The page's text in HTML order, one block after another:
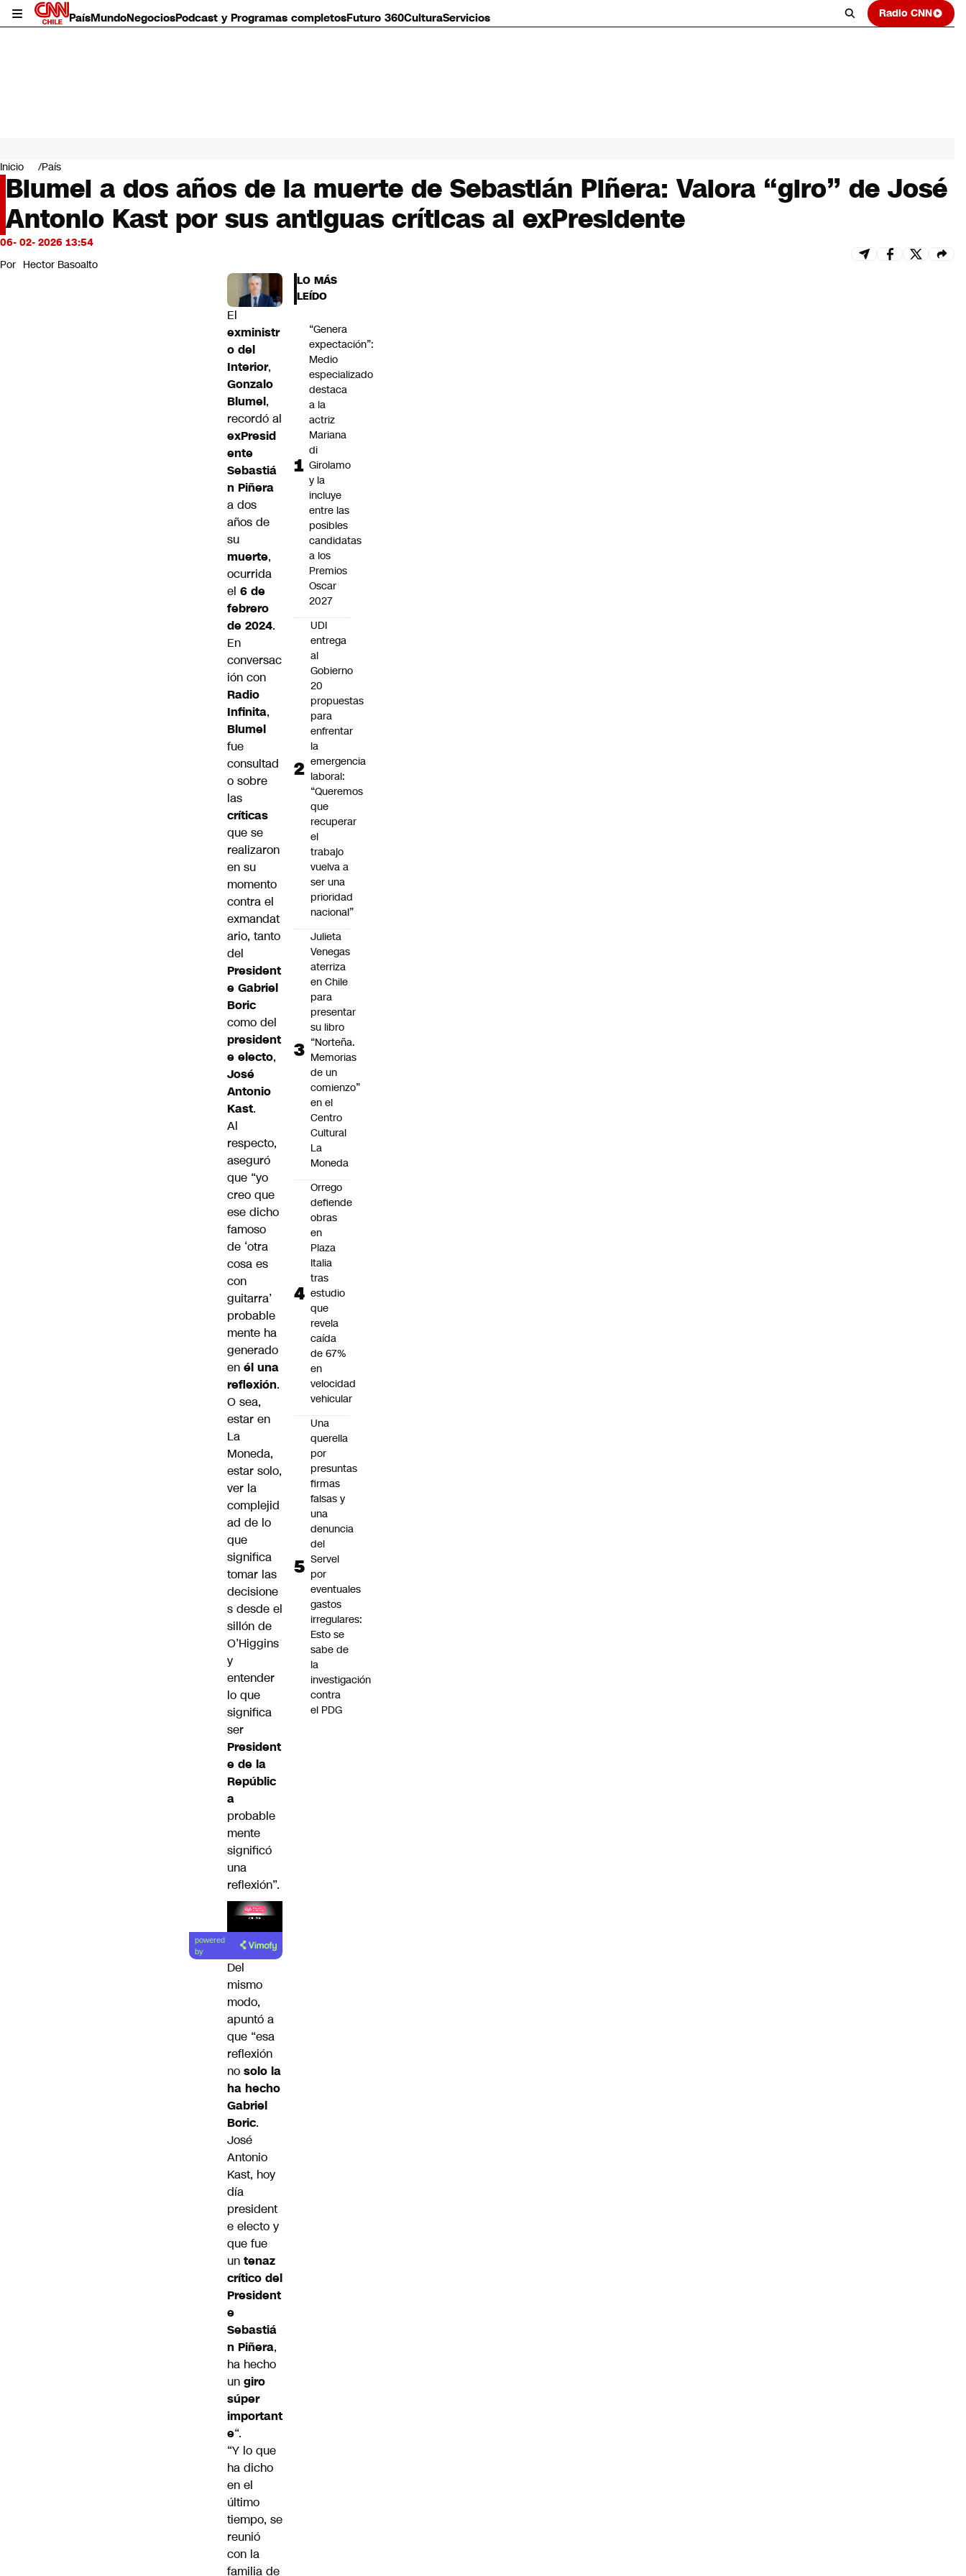
PaísMundoNegociosPodcast y Programas completosFuturo 360CulturaServicios Radio CNN
Mundo
Negocios
Deportes
Programas completos
Cultura
Servicios
Bits
CNN Data
Inicio País
Blumel a dos años de la muerte de Sebastián Piñera: Valora “giro” de José
Antonio Kast por sus antiguas críticas al exPresidente
06- 02- 2026 13:54
Por Hector Basoalto
El
exministr
o del
Interior,
Gonzalo
Blumel,
recordó al
exPresid
ente
Sebastiá
n Piñera
a dos
años de
su
muerte,
ocurrida
el 6 de
febrero
de 2024.
En
conversac
ión con
Radio
Infinita,
Blumel
fue
consultad
o sobre
las
críticas
que se
realizaron
en su
momento
contra el
exmandat
ario, tanto
del
President
e Gabriel
Boric
como del
president
e electo,
José
Antonio
Kast.
Al
respecto,
aseguró
que “yo
creo que
ese dicho
famoso
de ‘otra
cosa es
con
guitarra’
probable
mente ha
generado
en él una
reflexión.
O sea,
estar en
La
Moneda,
estar solo,
ver la
complejid
ad de lo
que
significa
tomar las
decisione
s desde el
sillón de
O’Higgins
y
entender
lo que
significa
ser
President
e de la
Repúblic
a
probable
mente
significó
una
reflexión”.
Lea el
artículo
powered
by
Del
mismo
modo,
apuntó a
que “esa
reflexión
no solo la
ha hecho
Gabriel
Boric.
José
Antonio
Kast, hoy
día
president
e electo y
que fue
un tenaz
crítico del
President
e
Sebastiá
n Piñera,
ha hecho
un giro
súper
important
e“.
“Y lo que
ha dicho
en el
último
tiempo, se
reunió
con la
familia de
LO MÁS
LEÍDO
“Genera
expectación”:
Medio
especializado
destaca
a la
actriz
Mariana
di
Girolamo
y la
incluye
entre las
posibles
candidatas
a los
Premios
Oscar
2027
UDI
entrega
al
Gobierno
20
propuestas
para
enfrentar
la
emergencia
laboral:
“Queremos
que
recuperar
el
trabajo
vuelva a
ser una
prioridad
nacional”
Julieta
Venegas
aterriza
en Chile
para
presentar
su libro
“Norteña.
Memorias
de un
comienzo”
en el
Centro
Cultural
La
Moneda
Orrego
defiende
obras
en
Plaza
Italia
tras
estudio
que
revela
caída
de 67%
en
velocidad
vehicular
Una
querella
por
presuntas
firmas
falsas y
una
denuncia
del
Servel
por
eventuales
gastos
irregulares:
Esto se
sabe de
la
investigación
contra
el PDG